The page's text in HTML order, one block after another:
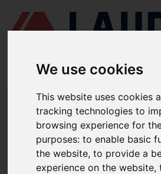
We use cookies
This website uses cookies
tracking technologies to
browsing experience for
purposes:to enable basic
the website,to provide a
experience on the website,
LAUDAT SUPPLY/ПОВІТРЯНІ
LAUDAT SUPPLY -
HAMWORTHY 2SF42